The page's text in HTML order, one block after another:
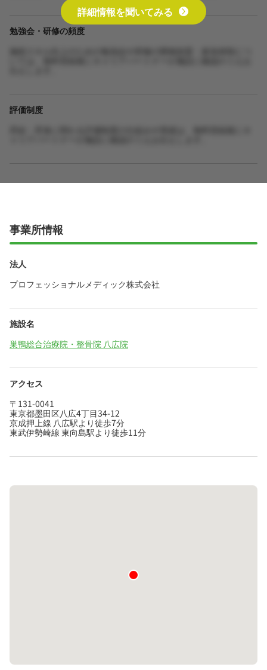
勉強会・研修の頻度
評価制度
詳細情報を聞いてみる
事業所情報
法人
プロフェッショナルメディック株式会社
施設名
巣鴨総合治療院・整骨院 八広院
アクセス
〒131-0041
東京都墨田区八広4丁目34-12
京成押上線 八広駅より徒歩7分
東武伊勢崎線 東向島駅より徒歩11分